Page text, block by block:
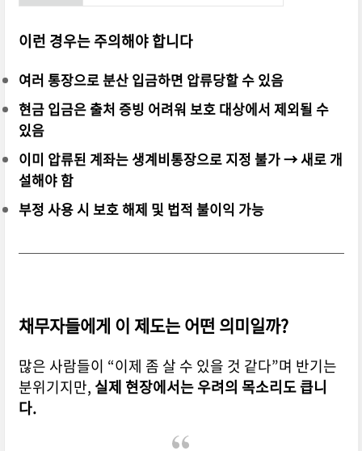
이런 경우는 주의해야 합니다
여러 통장으로 분산 입금하면 압류당할 수 있음
현금 입금은 출처 증빙 어려워 보호 대상에서 제외될 수
있음
이미 압류된 계좌는 생계비통장으로 지정 불가 → 새로 개
설해야 함
부정 사용 시 보호 해제 및 법적 불이익 가능
채무자들에게 이 제도는 어떤 의미일까?
많은 사람들이 “이제 좀 살 수 있을 것 같다”며 반기는
분위기지만, 실제 현장에서는 우려의 목소리도 큽니
다.